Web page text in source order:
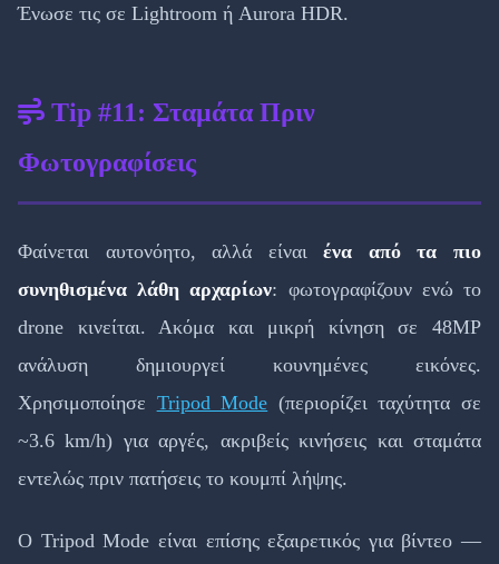
Ένωσε τις σε Lightroom ή Aurora HDR.
Tip #11: Σταμάτα Πριν
Φωτογραφίσεις
Φαίνεται αυτονόητο, αλλά είναιένα από τα πιο
συνηθισμένα λάθη αρχαρίων: φωτογραφίζουν ενώ το
drone κινείται. Ακόμα και μικρή κίνηση σε 48MP
ανάλυση δημιουργεί κουνημένες εικόνες.
Χρησιμοποίησε Tripod Mode (περιορίζει ταχύτητα σε
~3.6 km/h) για αργές, ακριβείς κινήσεις και σταμάτα
εντελώς πριν πατήσεις το κουμπί λήψης.
Ο Tripod Mode είναι επίσης εξαιρετικός για βίντεο —